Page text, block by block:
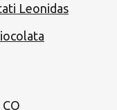
Leonidas